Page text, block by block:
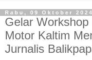
Rabu, 09 Oktober 2024
Gelar
Motor Kaltim
Jurnalis